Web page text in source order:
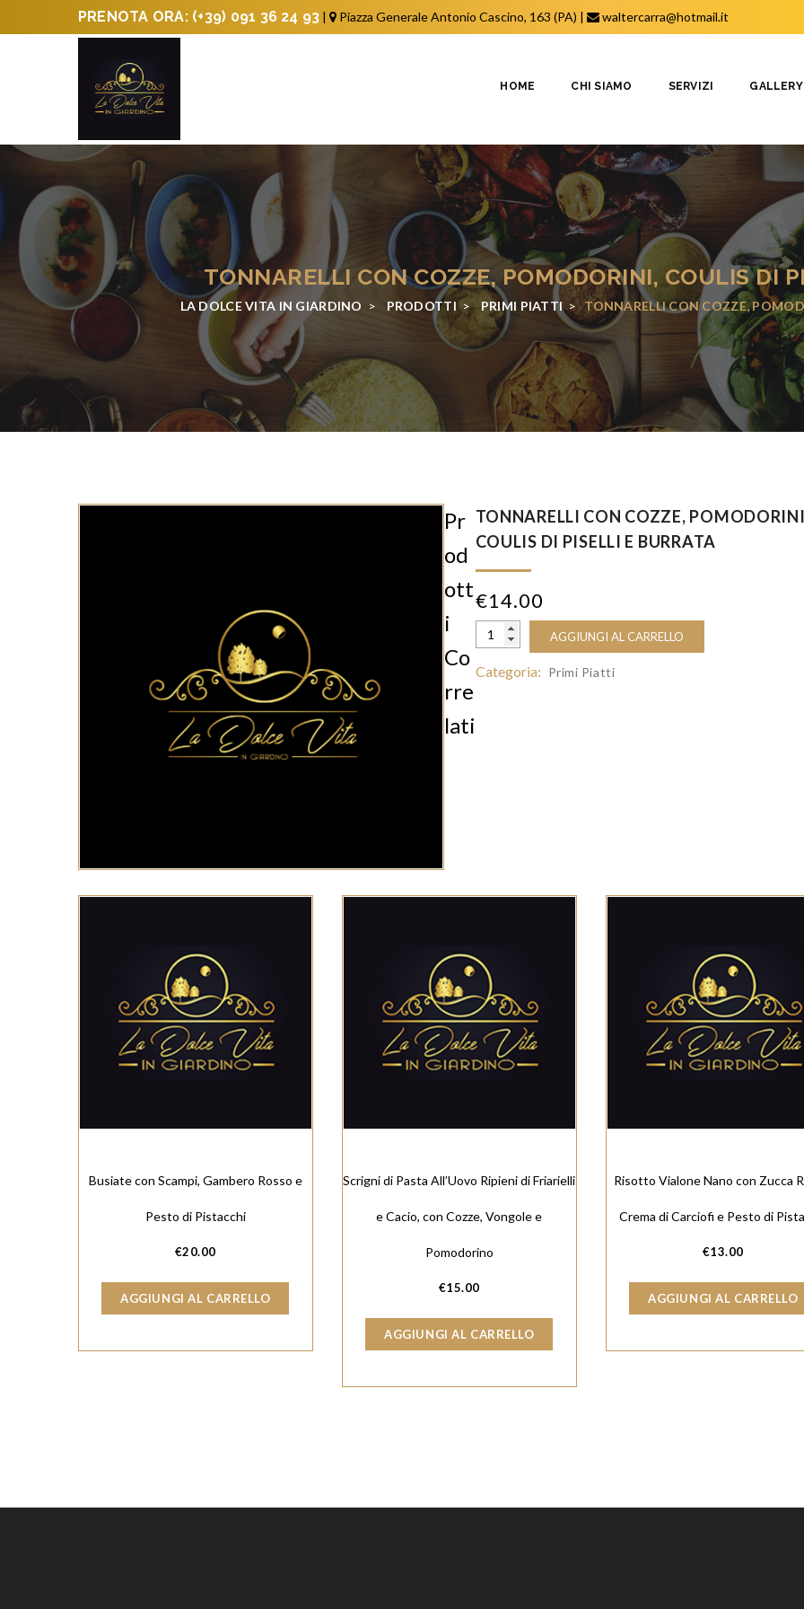
PRENOTA ORA: (+39) 091 36 24 93 | Piazza Generale Antonio Cascino, 163 (PA) | waltercarra@hotmail.it
HOME CHI SIAMO SERVIZI GALLERY
TONNARELLI CON COZZE, POMODORINI, COULIS DI
LA DOLCE VITA IN GIARDINO > PRODOTTI > PRIMI PIATTI > TONNARELLI CON COZZE,
TONNARELLI CON COZZE,
COULIS DI PISELLI E BURRATA
€14.00
AGGIUNGI AL CARRELLO
Categoria: Primi Piatti
Pr
Od
Ott
I
Co
Rre
Lati
Busiate con Scampi, Gambero Rosso e
Pesto di Pistacchi
€20.00
AGGIUNGI AL CARRELLO
Scrigni di Pasta All’Uovo Ripieni di Friarielli
e Cacio, con Cozze, Vongole e
Pomodorino
€15.00
AGGIUNGI AL CARRELLO
Risotto Vialone Nano con Zucca
Crema di Carciofi e Pesto di
€13.00
AGGIUNGI AL CARRELLO